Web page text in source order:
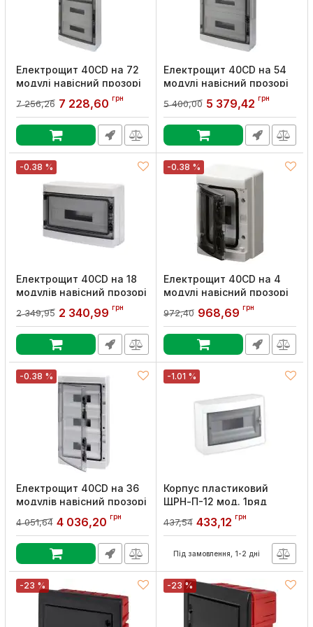
Електрощит 40CD на 72
модулі навісний прозорі
дверцята IP65, GEWISS
Артикул:
7 256,26 7 228,60 грн
Електрощит 40CD на 54
модулі навісний прозорі
дверцята IP65, GEWISS
Артикул:
5 400,00 5 379,42 грн
-0.38 %
Електрощит 40CD на 18
модулів навісний прозорі
дверцята IP65, GEWISS
Артикул:
2 349,95 2 340,99 грн
-0.38 %
Електрощит 40CD на 4
модулі навісний прозорі
дверцята IP65, GEWISS
Артикул: GW40101
972,40 968,69 грн
-0.38 %
Електрощит 40CD на 36
модулів навісний прозорі
дверцята IP65, GEWISS
Артикул:
4 051,64 4 036,20 грн
-1.01 %
Корпус пластиковий
ЩРН-П-12 мод. 1ряд
навісний 294х220х100
IP40 UEC
MDK23-N-12-40-UEC
437,54 433,12 грн
Під замовлення, 1-2 дні
-23 % -23 %